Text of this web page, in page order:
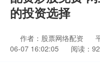
的投资选择
作者：股票网络配资
06-07 16:02:05
阅读：92